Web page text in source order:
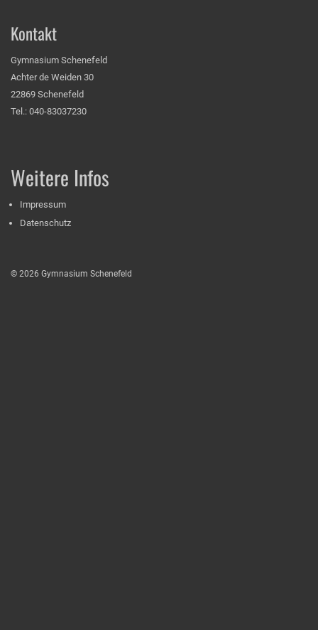
Kontakt
Gymnasium Schenefeld
Achter de Weiden 30
22869 Schenefeld
Tel.: 040-83037230
Weitere Infos
Impressum
Datenschutz
© 2026 Gymnasium Schenefeld